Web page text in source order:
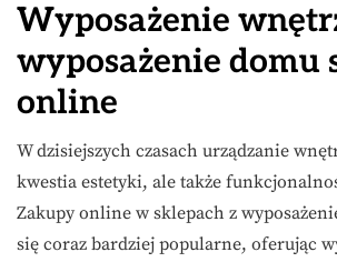
Wyposażenie
wyposażenie domu
online
W dzisiejszych czasach urządzanie
kwestia estetyki, ale także
Zakupy online w sklepach z
się coraz bardziej popularne, oferując